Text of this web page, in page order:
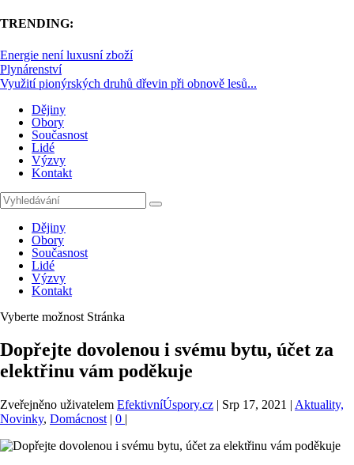
TRENDING:
Energie není luxusní zboží
Plynárenství
Využití pionýrských druhů dřevin při obnově lesů...
Dějiny
Obory
Současnost
Lidé
Výzvy
Kontakt
Dějiny
Obory
Současnost
Lidé
Výzvy
Kontakt
Vyberte možnost Stránka
Dopřejte dovolenou i svému bytu, účet za
elektřinu vám poděkuje
Zveřejněno uživatelem EfektivníÚspory.cz | Srp 17, 2021 | Aktuality,
Novinky, Domácnost | 0 |